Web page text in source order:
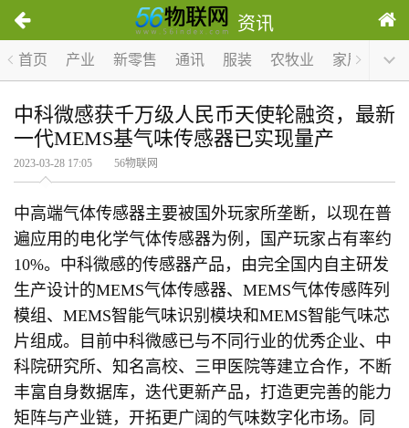
资讯
首页 产业 新零售 通讯 服装 农牧业 家居 医疗
中科微感获千万级人民币天使轮融资，最新
一代MEMS基气味传感器已实现量产
2023-03-28 17:05 56物联网
中高端气体传感器主要被国外玩家所垄断，以现在普
遍应用的电化学气体传感器为例，国产玩家占有率约
10%。中科微感的传感器产品，由完全国内自主研发
生产设计的MEMS气体传感器、MEMS气体传感阵列
模组、MEMS智能气味识别模块和MEMS智能气味芯
片组成。目前中科微感已与不同行业的优秀企业、中
科院研究所、知名高校、三甲医院等建立合作，不断
丰富自身数据库，迭代更新产品，打造更完善的能力
矩阵与产业链，开拓更广阔的气味数字化市场。同